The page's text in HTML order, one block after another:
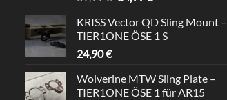
mit
von 5
war:
39,99 €
ist:
34,99 €.
KRISS Vector QD Sling Mount –
TIER1ONE ÖSE 1 S
24,90€
Wolverine MTW Sling Plate –
TIER1ONE ÖSE 1 für AR15